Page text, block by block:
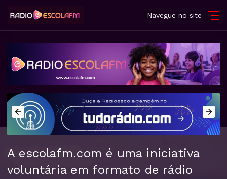
Navegue no site
A escolafm.com é uma iniciativa
voluntária em formato de rádio